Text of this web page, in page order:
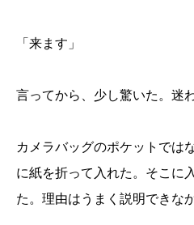
「来ます」
言ってから、少し驚いた。迷
カメラバッグのポケットでは
に紙を折って入れた。そこに
た。理由はうまく説明できな